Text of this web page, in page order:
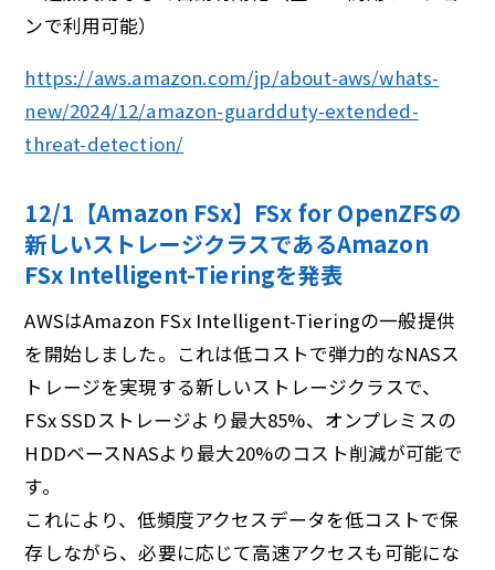
ンで利用可能）
https://aws.amazon.com/jp/about-aws/whats-
new/2024/12/amazon-guardduty-extended-
threat-detection/
12/1【Amazon FSx】FSx for OpenZFSの
新しいストレージクラスであるAmazon
FSx Intelligent-Tieringを発表
AWSはAmazon FSx Intelligent-Tieringの一般提供
を開始しました。これは低コストで弾力的なNASス
トレージを実現する新しいストレージクラスで、
FSx SSDストレージより最大85%、オンプレミスの
HDDベースNASより最大20%のコスト削減が可能で
す。
これにより、低頻度アクセスデータを低コストで保
存しながら、必要に応じて高速アクセスも可能にな